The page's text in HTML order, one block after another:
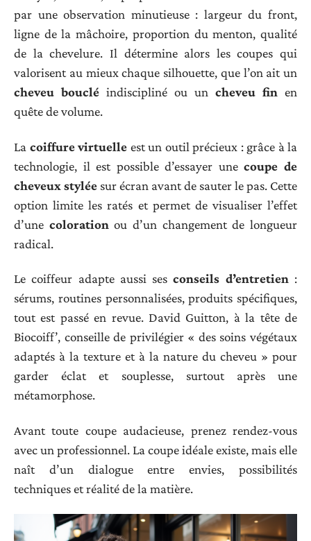
par une observation minutieuse : largeur du front,
ligne de la mâchoire, proportion du menton, qualité
de la chevelure. Il détermine alors les coupes qui
valorisent au mieux chaque silhouette, que l’on ait un
cheveu bouclé indiscipliné ou un cheveu fin en
quête de volume.
La coiffure virtuelle est un outil précieux : grâce à la
technologie, il est possible d’essayer unecoupe de
cheveux stylée sur écran avant de sauter le pas. Cette
option limite les ratés et permet de visualiser l’effet
d’une coloration ou d’un changement de longueur
radical.
Le coiffeur adapte aussi sesconseils d’entretien:
sérums, routines personnalisées, produits spécifiques,
tout est passé en revue. David Guitton, à la tête de
Biocoiff’, conseille de privilégier « des soins végétaux
adaptés à la texture et à la nature du cheveu » pour
garder éclat et souplesse, surtout après une
métamorphose.
Avant toute coupe audacieuse, prenez rendez-vous
avec un professionnel. La coupe idéale existe, mais elle
naît d’un dialogue entre envies, possibilités
techniques et réalité de la matière.